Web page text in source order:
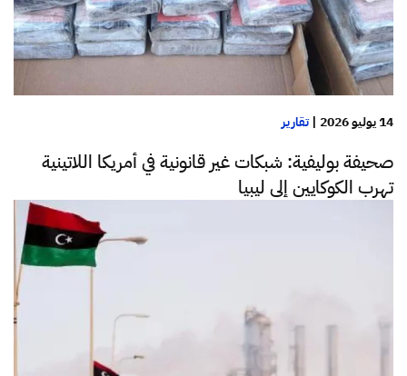
14 يوليو 2026 |تقارير
صحيفة بوليفية: شبكات غير قانونية في أمريكا اللاتينية
تهرب الكوكايين إلى ليبيا